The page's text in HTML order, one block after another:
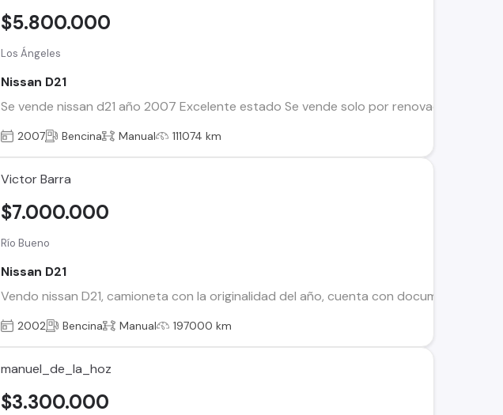
Los Ángeles
Nissan D21
Se vende nissan d21 año 2007 Excelente estado Se vende solo por renovación Para
$5.800.000
2007 Bencina Manual 111074 km
Victor Barra
Río Bueno
Nissan D21
Vendo nissan D21, camioneta con la originalidad del año, cuenta con documentación
$7.000.000
2002 Bencina Manual 197000 km
manuel_de_la_hoz
$3.300.000